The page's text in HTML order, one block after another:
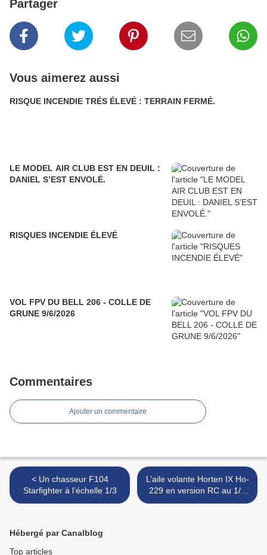
Partager
Vous aimerez aussi
RISQUE INCENDIE TRÉS ÉLEVÉ : TERRAIN FERMÉ.
LE MODEL AIR CLUB EST EN DEUIL :
DANIEL S’EST ENVOLÉ.
RISQUES INCENDIE ÉLEVÉ
VOL FPV DU BELL 206 - COLLE DE
GRUNE 9/6/2026
Commentaires
Ajouter un commentaire
< Un chasseur F104
Starfighter à l’échelle 1/3
L’aile volante Horten IX Ho-
229 en version RC au 1/7
en vol indoor. >
Hébergé par Canalblog
Top articles